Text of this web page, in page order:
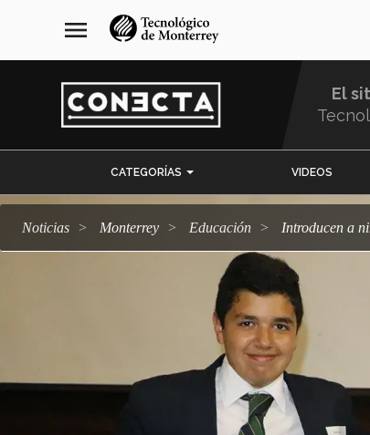
navegación
principal
menu
El
CATEGORÍAS VIDEOS
Noticias Monterrey Educación Introducen a